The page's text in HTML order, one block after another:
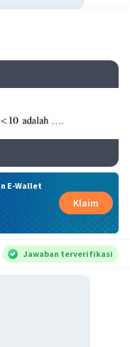
E-Wallet
Klaim
Jawaban terverifikasi